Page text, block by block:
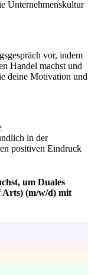
Unternehmenskultur
vor, indem
Handel machst und
deine Motivation und
in der
positiven Eindruck
um Duales
Arts) (m/w/d) mit